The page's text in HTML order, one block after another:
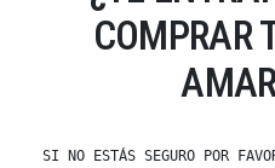
COMPRAR
SI NO ESTÁS SEGURO POR